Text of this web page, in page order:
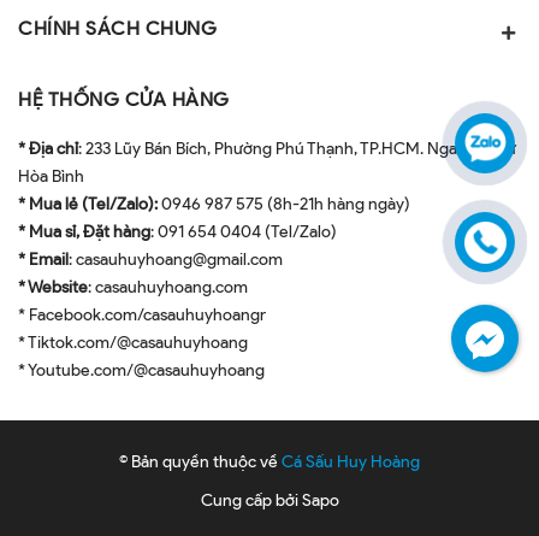
CHÍNH SÁCH CHUNG
HỆ THỐNG CỬA HÀNG
* Địa chỉ: 233 Lũy Bán Bích, Phường Phú Thạnh, TP.HCM. Ngay ngã tư
Hòa Bình
* Mua lẻ (Tel/Zalo):0946 987 575 (8h-21h hàng ngày)
* Mua sỉ, Đặt hàng: 091 654 0404 (Tel/Zalo)
* Email: casauhuyhoang@gmail.com
* Website: casauhuyhoang.com
* Facebook.com/casauhuyhoangr
* Tiktok.com/@casauhuyhoang
* Youtube.com/@casauhuyhoang
© Bản quyền thuộc về Cá Sấu Huy Hoàng
Cung cấp bởi Sapo